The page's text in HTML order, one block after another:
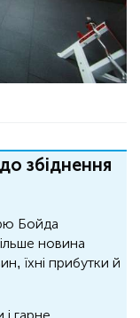
збіднення
Бойда
новина
їхні прибутки й
гарне